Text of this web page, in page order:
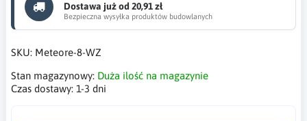
Dostawa już od 20,91 zł
Bezpieczna wysyłka produktów budowlanych
SKU: Meteore-8-WZ
Stan magazynowy: Duża ilość na magazynie
Czas dostawy: 1-3 dni